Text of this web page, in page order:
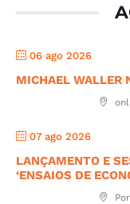
06 ago 2026
MICHAEL WALLER
07 ago 2026
LANÇAMENTO E
‘ENSAIOS DE